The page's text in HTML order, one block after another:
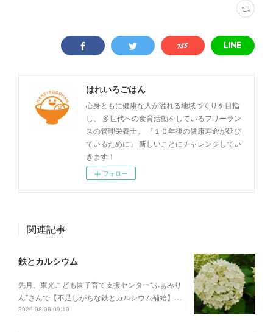
はれいろごはん
心身ともに健康な人が溢れる地域づくりを目指
し、 多世代への食育活動をしているフリーラン
スの管理栄養士。 『１０年後の健康寿命が延び
ているために』 新しいことにチャレンジしてい
きます！
フォロー
関連記事
鉄とカルシウム
先月、東光こども園子育て支援センター“ふぁみり
ん”さんで【不足しがちな鉄とカルシウム補給】…
2026.08.06 09:10